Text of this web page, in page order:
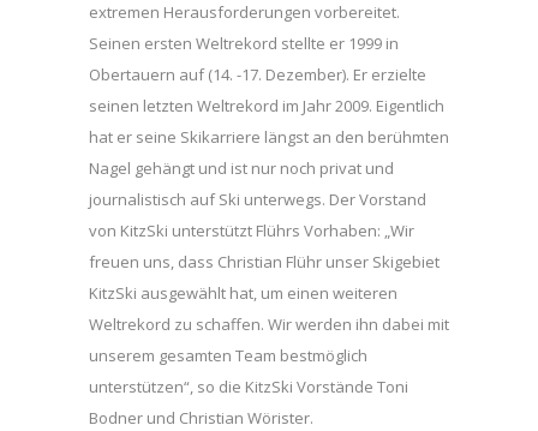
extremen Herausforderungen vorbereitet.
Seinen ersten Weltrekord stellte er 1999 in
Obertauern auf (14. -17. Dezember). Er erzielte
seinen letzten Weltrekord im Jahr 2009. Eigentlich
hat er seine Skikarriere längst an den berühmten
Nagel gehängt und ist nur noch privat und
journalistisch auf Ski unterwegs. Der Vorstand
von KitzSki unterstützt Flührs Vorhaben: „Wir
freuen uns, dass Christian Flühr unser Skigebiet
KitzSki ausgewählt hat, um einen weiteren
Weltrekord zu schaffen. Wir werden ihn dabei mit
unserem gesamten Team bestmöglich
unterstützen“, so die KitzSki Vorstände Toni
Bodner und Christian Wörister.